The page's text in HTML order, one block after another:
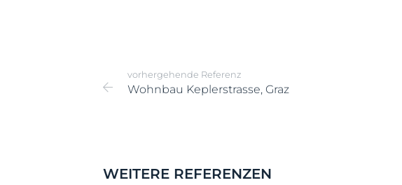
vorhergehende Referenz
Wohnbau Keplerstrasse, Graz
WEITERE REFERENZEN